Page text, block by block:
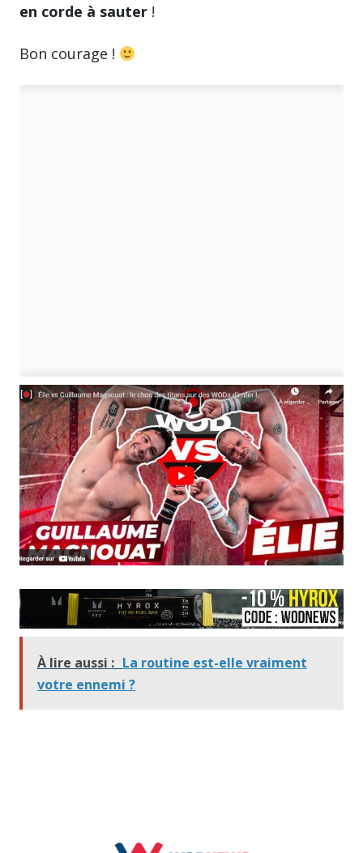
en corde à sauter !
Bon courage !
À lire aussi : La routine est-elle vraiment
votre ennemi ?